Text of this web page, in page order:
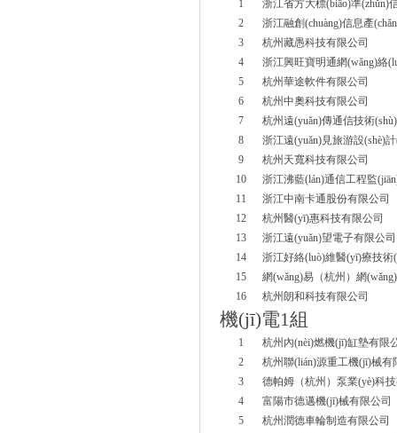
1
浙江省方大標(biāo)準(zhǔn)
2
浙江融創(chuàng)信息產
3
杭州藏愚科技有限公司
4
浙江興旺寶明通網(wǎng)絡
5
杭州華途軟件有限公司
6
杭州中奧科技有限公司
7
杭州遠(yuǎn)傳通信技術
8
浙江遠(yuǎn)見旅游設(shè)
9
杭州天寬科技有限公司
10
浙江沸藍(lán)通信工程監
11
浙江中南卡通股份有限公司
12
杭州醫(yī)惠科技有限公司
13
浙江遠(yuǎn)望電子有限公司
14
浙江好絡(luò)維醫(yī)療技術
15
網(wǎng)易（杭州）網
16
杭州朗和科技有限公司
機(jī)電1組
1
杭州內(nèi)燃機(jī)缸墊有限
2
杭州聯(lián)源重工機(jī)械有
3
德帕姆（杭州）泵業(yè)科
4
富陽市德邁機(jī)械有限公司
5
杭州潤德車輪制造有限公司